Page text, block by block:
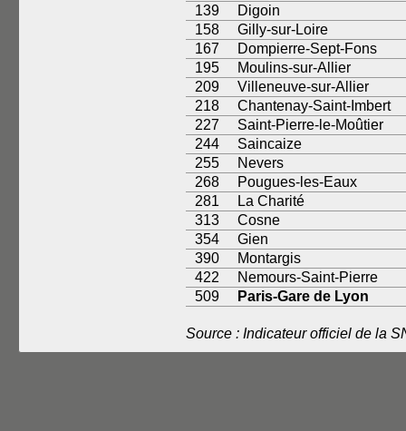
139
Digoin
158
Gilly-sur-Loire
167
Dompierre-Sept-Fons
195
Moulins-sur-Allier
209
Villeneuve-sur-Allier
218
Chantenay-Saint-Imbert
227
Saint-Pierre-le-Moûtier
244
Saincaize
255
Nevers
268
Pougues-les-Eaux
281
La Charité
313
Cosne
354
Gien
390
Montargis
422
Nemours-Saint-Pierre
509
Paris-Gare de Lyon
Source : Indicateur officiel de la